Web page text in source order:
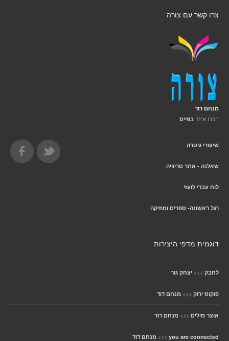
צרו קשר עם צורה
מנחם דוד
דברו איתי בפייס
שיעורי גיטרה
שאלנה - אתר טריוויה
לוח עברי לועזי
רגל ראשונה- ספרים ומוזיקה
דוגמית מדפי היצירות
לחבק >>> יצחק גור
פוקוס ירוק >>> מנחם דוד
אוצר מילים >>> מנחם דוד
you are connected
>>> מנחם דוד